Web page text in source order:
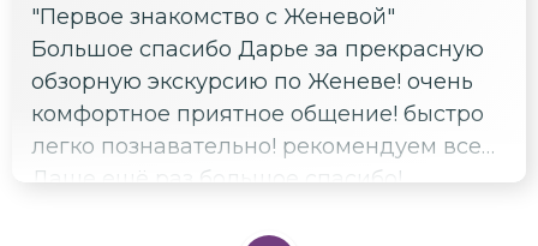
"Первое знакомство с Женевой"
Большое спасибо Дарье за прекрасную
обзорную экскурсию по Женеве! очень
комфортное приятное общение! быстро
легко познавательно! рекомендуем всем!
Даше ещё раз большое спасибо!